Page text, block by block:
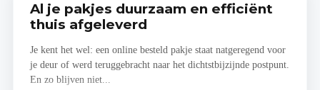
Al je pakjes duurzaam en efficiënt
thuis afgeleverd
Je kent het wel: een online besteld pakje staat natgeregend voor
je deur of werd teruggebracht naar het dichtstbijzijnde postpunt.
En zo blijven niet...